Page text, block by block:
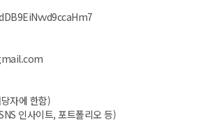
자에 한함)
인사이트, 포트폴리오 등)